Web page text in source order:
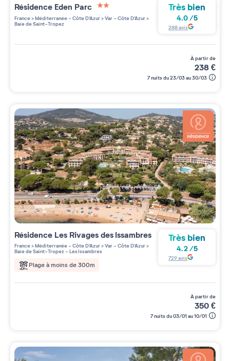
Résidence Eden Parc
2 étoiles sur 5
France>Méditerranée - Côte D'Azur>Var - Côte D'Azur>
Baie de Saint-Tropez
Très bien
4.0/5
288avis
à partir de
238€
7 nuits du 23/03 au 30/03
Résidence Les Rivages des Issambres
France>Méditerranée - Côte D'Azur>Var - Côte D'Azur>
Baie de Saint-Tropez - Les Issambres
Plage à moins de 300m
Très bien
4.2/5
729avis
à partir de
350€
7 nuits du 03/01 au 10/01